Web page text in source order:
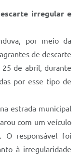
irregular e
por meio da
de descarte
25 de abril, durante
por esse tipo de
estrada municipal
com um veículo
O responsável foi
à irregularidade